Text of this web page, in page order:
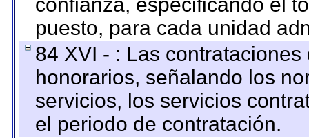
puesto, para cada unidad
84 XVI - : Las
honorarios, señalando los
servicios, los servicios
el periodo de contratación.